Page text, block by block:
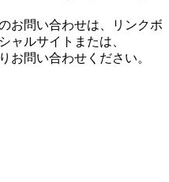
お問い合わせは、リンクボ
ャルサイトまたは、
お問い合わせください。